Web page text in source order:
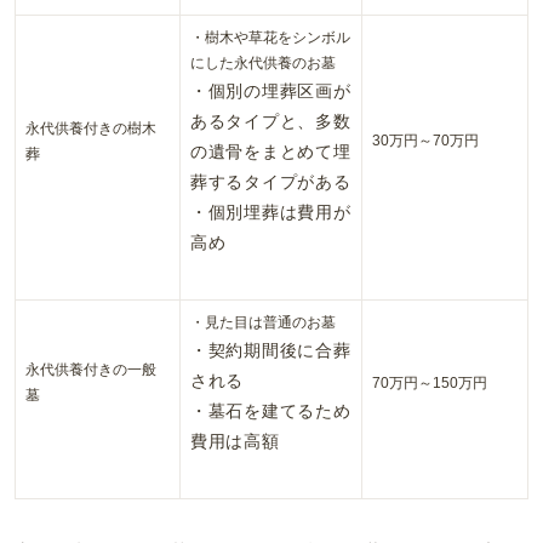
永代供養付きの樹木
葬
・樹木や草花をシンボル
にした永代供養のお墓
・個別の埋葬区画が
あるタイプと、多数
の遺骨をまとめて埋
葬するタイプがある
・個別埋葬は費用が
高め
30万円～70万円
永代供養付きの一般
墓
・見た目は普通のお墓
・契約期間後に合葬
される
・墓石を建てるため
費用は高額
70万円～150万円